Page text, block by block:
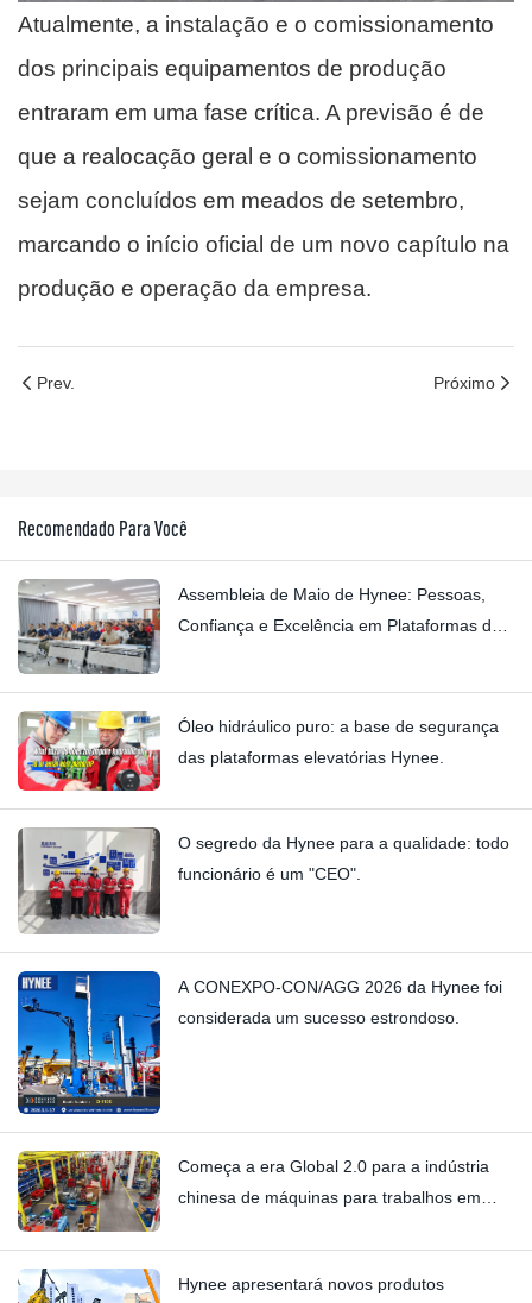
Atualmente, a instalação e o comissionamento
dos principais equipamentos de produção
entraram em uma fase crítica. A previsão é de
que a realocação geral e o comissionamento
sejam concluídos em meados de setembro,
marcando o início oficial de um novo capítulo na
produção e operação da empresa.
Prev. Próximo
Recomendado Para Você
Assembleia de Maio de Hynee: Pessoas,
Confiança e Excelência em Plataformas de
Óleo hidráulico puro: a base de segurança
das plataformas elevatórias Hynee.
O segredo da Hynee para a qualidade: todo
funcionário é um "CEO".
A CONEXPO-CON/AGG 2026 da Hynee foi
considerada um sucesso estrondoso.
Começa a era Global 2.0 para a indústria
chinesa de máquinas para trabalhos em
Hynee apresentará novos produtos